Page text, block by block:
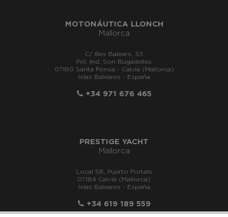
MOTONÁUTICA LLONCH
Mallorca
C/ Illes Balears, 33
Pol. Ind. Son Bugadelles
07180 Santa Ponsa - Calvià (Mallorca)
Islas Baleares - España
+34 971 676 465
PRESTIGE YACHT
Mallorca
Local 58, Puerto Portals
07184 Calvià (Mallorca)
Islas Baleares - España
+34 619 189 559